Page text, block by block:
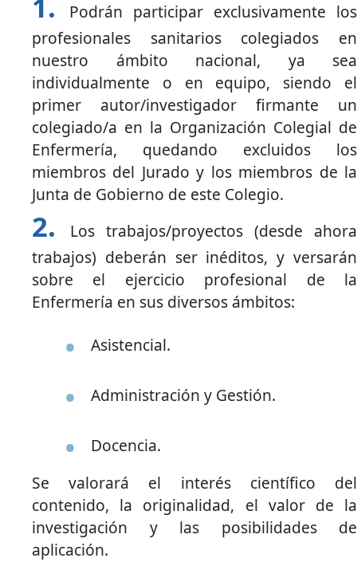
Podrán participar exclusivamente los
profesionales sanitarios colegiados en
nuestro ámbito nacional, ya sea
individualmente o en equipo, siendo el
primer autor/investigador firmante un
colegiado/a en la Organización Colegial de
Enfermería, quedando excluidos los
miembros del Jurado y los miembros de la
Junta de Gobierno de este Colegio.
Los trabajos/proyectos (desde ahora
trabajos) deberán ser inéditos, y versarán
sobre el ejercicio profesional de la
Enfermería en sus diversos ámbitos:
Asistencial.
Administración y Gestión.
Docencia.
Se valorará el interés científico del
contenido, la originalidad, el valor de la
investigación y las posibilidades de
aplicación.